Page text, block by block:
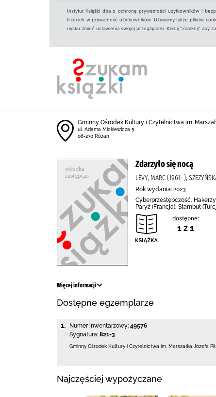
Instytut Książki dba o ochronę prywatności użytkowników i
trzecich w prywatność użytkowników. Używamy także plików
dysku zmień ustawienia swojej przeglądarki. Kliknij "Zamknij" aby
Gminny Ośrodek Kultury i Czytelnictwa im.
ul. Adama Mickiewicza 5
06-230 Różan
Zdarzyło się nocą
LÉVY, MARC (1961- ),
Rok wydania: 2023.
Cyberprzestępczość,
Paryż (Francja), Stambuł
dostępne:
1 z 1
Więcej informacji
Dostępne egzemplarze
1. Numer inwentarzowy: 49576
Sygnatura: 821-3
Gminny Ośrodek Kultury i Czytelnictwa im. Marszałka Józefa
Najczęściej wypożyczane